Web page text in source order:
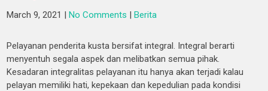
March 9, 2021 |No Comments |Berita
Pelayanan penderita kusta bersifat integral. Integral berarti
menyentuh segala aspek dan melibatkan semua pihak.
Kesadaran integralitas pelayanan itu hanya akan terjadi kalau
pelayan memiliki hati, kepekaan dan kepedulian pada kondisi